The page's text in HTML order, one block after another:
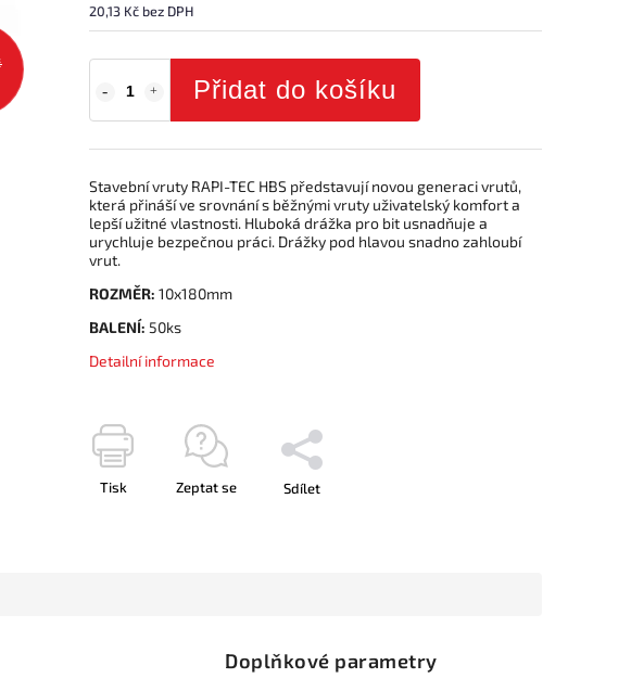
20,13 Kč bez DPH
Přidat do košíku
Stavební vruty RAPI-TEC HBS představují novou generaci vrutů,
která přináší ve srovnání s běžnými vruty uživatelský komfort a
lepší užitné vlastnosti. Hluboká drážka pro bit usnadňuje a
urychluje bezpečnou práci. Drážky pod hlavou snadno zahloubí
vrut.
ROZMĚR: 10x180mm
BALENÍ: 50ks
Detailní informace
Tisk Zeptat se Sdílet
Doplňkové parametry